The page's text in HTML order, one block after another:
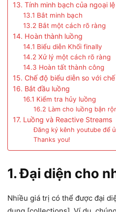
13. Tính minh bạch của ngoại lệ
13.1 Bắt minh bạch
13.2 Bắt một cách rõ ràng
14. Hoàn thành luồng
14.1 Biểu diễn Khối finally
14.2 Xử lý một cách rõ ràng
14.3 Hoàn tất thành công
15. Chế độ biểu diễn so với
16. Bắt đầu luồng
16.1 Kiểm tra hủy luồng
16.2 Làm cho luồng bận
17. Luồng và Reactive Streams
Đăng ký kênh youtube để
Thanks you!
1. Đại diện cho
Nhiều giá trị có thể được đại